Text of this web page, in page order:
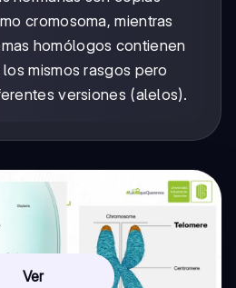
cromosoma, mientras
homólogos contienen
mismos rasgos pero
versiones (alelos).
Ver